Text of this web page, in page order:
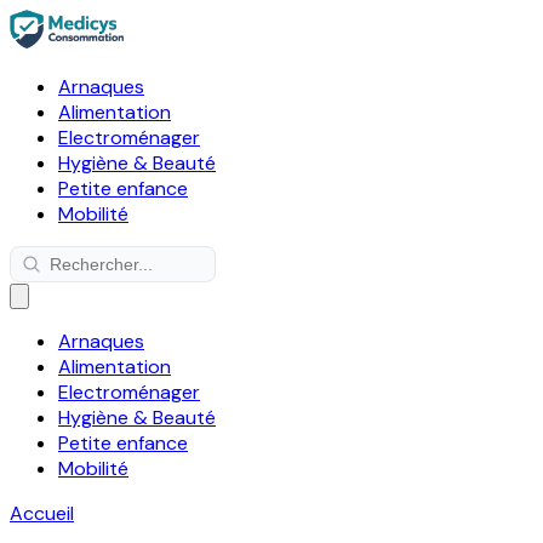
Arnaques
Alimentation
Electroménager
Hygiène & Beauté
Petite enfance
Mobilité
Arnaques
Alimentation
Electroménager
Hygiène & Beauté
Petite enfance
Mobilité
Accueil